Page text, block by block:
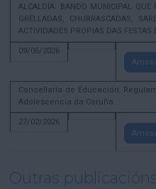
ALCALDÍA. BANDO MUNICIPAL QUE
GRELLADAS, CHURRASCADAS,
ACTIVIDADES PROPIAS DAS FESTAS
09/06/2026
Concellaría de Educación.
Adolescencia da Coruña
27/02/2026
Outras